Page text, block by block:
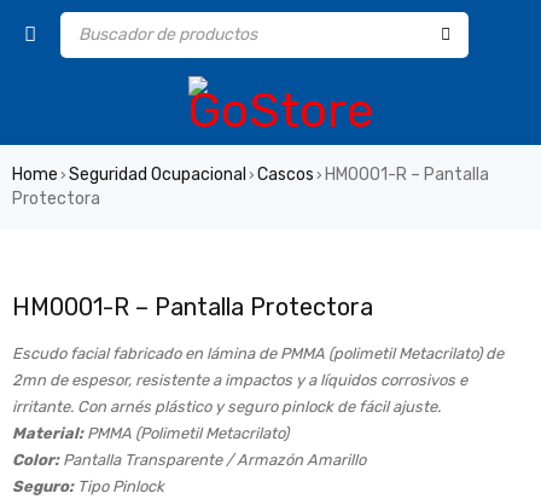
Home › Seguridad Ocupacional › Cascos › HM0001-R – Pantalla
Protectora
HM0001-R – Pantalla Protectora
Escudo facial fabricado en lámina de PMMA (polimetil Metacrilato) de
2mn de espesor, resistente a impactos y a líquidos corrosivos e
irritante. Con arnés plástico y seguro pinlock de fácil ajuste.
Material:PMMA (Polimetil Metacrilato)
Color:Pantalla Transparente / Armazón Amarillo
Seguro:Tipo Pinlock